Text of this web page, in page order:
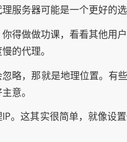
服务器可能是一个更好的
得做做功课，看看其他用
的代理。
略，那就是地理位置。有
意。
。这其实很简单，就像设